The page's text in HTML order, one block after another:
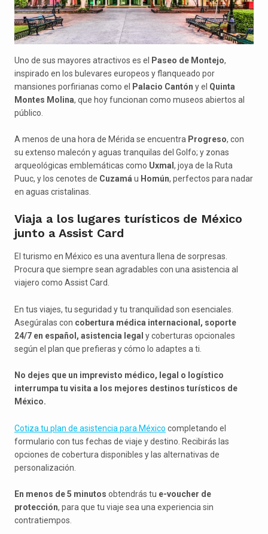
Uno de sus mayores atractivos es el Paseo de Montejo,
inspirado en los bulevares europeos y flanqueado por
mansiones porfirianas como el
Palacio Cantón y el Quinta
Montes Molina, que hoy funcionan como museos abiertos al
público.
A menos de una hora de Mérida se encuentra Progreso, con
su extenso malecón y aguas tranquilas del Golfo; y zonas
arqueológicas emblemáticas como Uxmal , joya de la Ruta
Puuc, y los cenotes de Cuzamá u Homún, perfectos para nadar
en aguas cristalinas.
Viaja a los lugares turísticos de México
junto a Assist Card
El turismo en México es una aventura llena de sorpresas.
Procura que siempre sean agradables con una asistencia al
viajero como Assist Card.
En tus viajes, tu seguridad y tu tranquilidad son esenciales.
Asegúralas con cobertura médica internacional, soporte
24/7 en español, asistencia legal y coberturas opcionales
según el plan que prefieras y cómo lo adaptes a ti.
No dejes que un imprevisto médico, legal o logístico
interrumpa tu visita a los mejores destinos turísticos de
México.
Cotiza tu plan de asistencia para México completando el
formulario con tus fechas de viaje y destino. Recibirás las
opciones de cobertura disponibles y las alternativas de
personalización.
En menos de 5 minutos obtendrás tu e-voucher de
protección, para que tu viaje sea una experiencia sin
contratiempos.